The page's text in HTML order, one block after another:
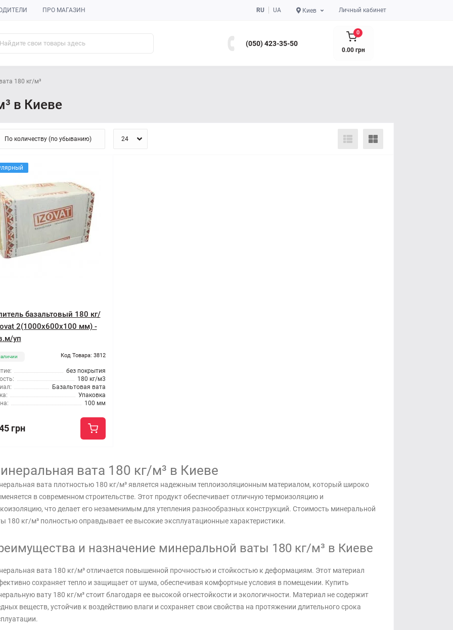
ПРО МАГАЗИН RU UA Киев Личный кабинет
(050) 423-35-50
0
0.00 грн
180 кг/м³
в Киеве
базальтовый 180 кг/
2(1000x600x100 мм) -
уп
Код Товара: 3812
без покрытия
180 кг/м3
Базальтовая вата
Упаковка
100 мм
грн
вата 180 кг/м³ в Киеве
вата плотностью 180 кг/м³ является надежным теплоизоляционным материалом, который широко
в современном строительстве. Этот продукт обеспечивает отличную термоизоляцию и
что делает его незаменимым для утепления разнообразных конструкций. Стоимость минеральной
180 кг/м³ полностью оправдывает ее высокие эксплуатационные характеристики.
и назначение минеральной ваты 180 кг/м³ в Киеве
вата 180 кг/м³ отличается повышенной прочностью и стойкостью к деформациям. Этот материал
сохраняет тепло и защищает от шума, обеспечивая комфортные условия в помещении. Купить
вату 180 кг/м³ стоит благодаря ее высокой огнестойкости и экологичности. Материал не содержит
веществ, устойчив к воздействию влаги и сохраняет свои свойства на протяжении длительного срока